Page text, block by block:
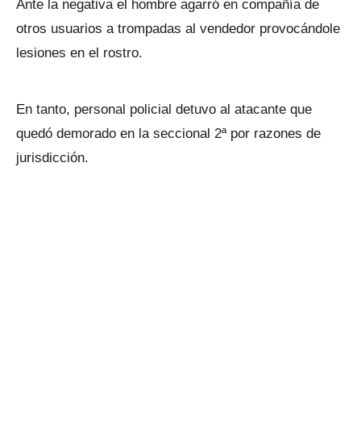
Ante la negativa el hombre agarró en compañía de
otros usuarios a trompadas al vendedor provocándole
lesiones en el rostro.
En tanto, personal policial detuvo al atacante que
quedó demorado en la seccional 2ª por razones de
jurisdicción.